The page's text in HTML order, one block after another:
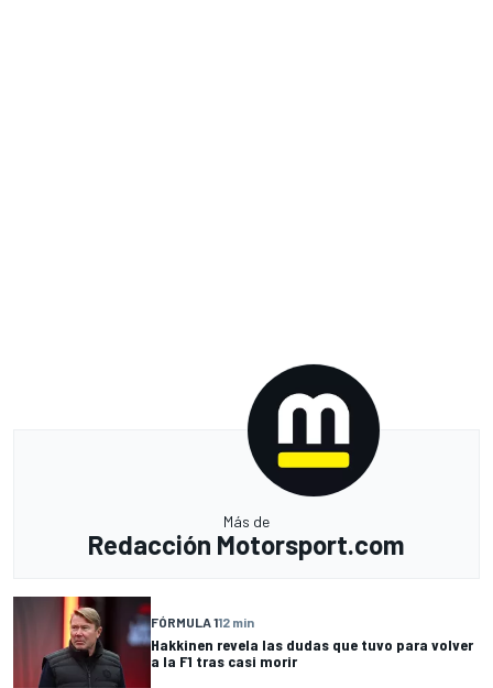
Más de
Redacción Motorsport.com
FÓRMULA 112 min
Hakkinen revela las dudas que tuvo para volver
a la F1 tras casi morir